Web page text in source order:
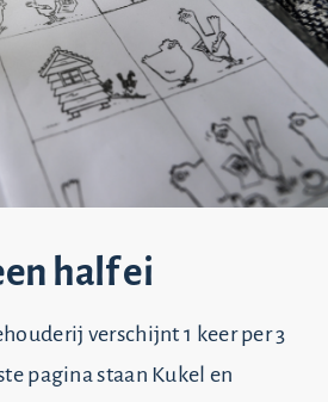
half ei
verschijnt 1 keer per 3
pagina staan Kukel en